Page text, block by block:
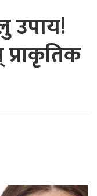
उपाय!